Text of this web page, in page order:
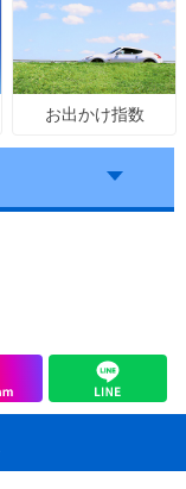
お出かけ指数